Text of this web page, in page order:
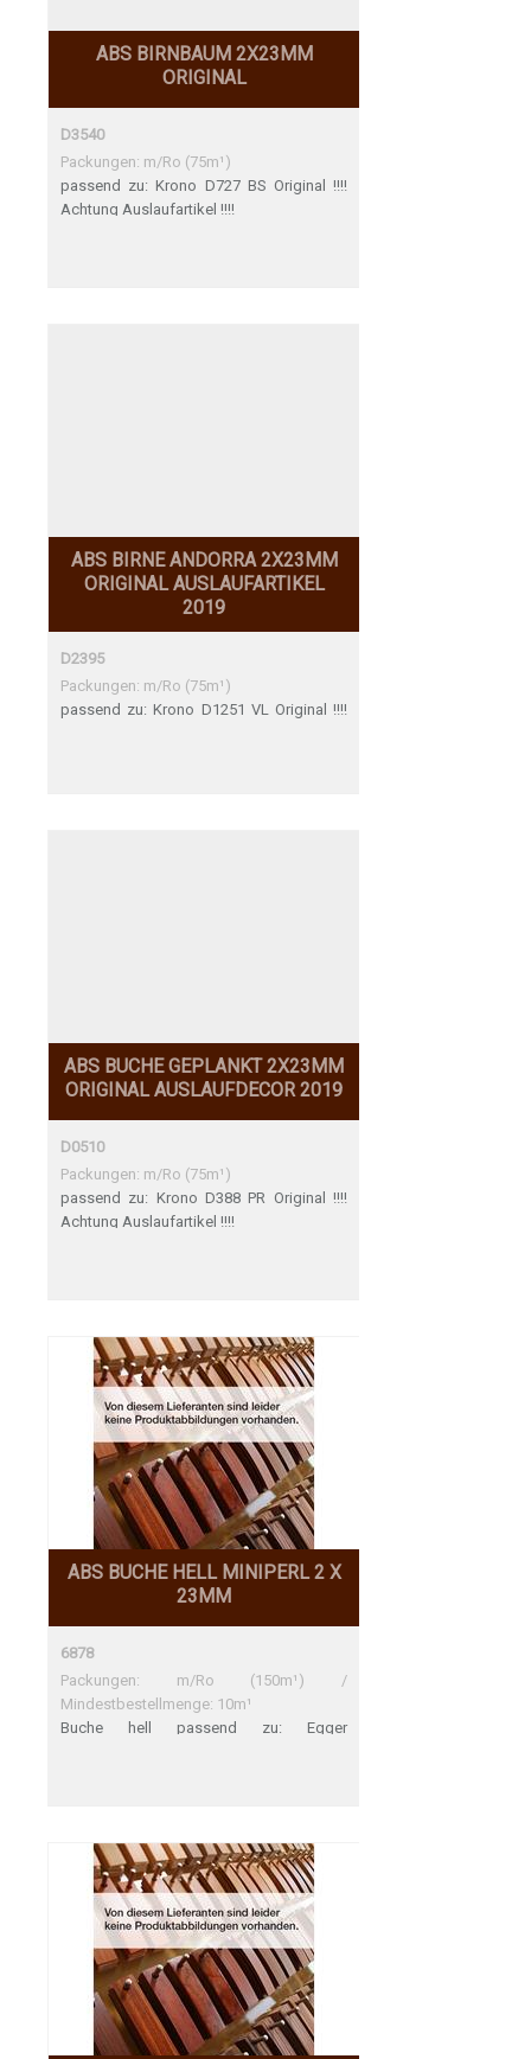
ABS BIRNBAUM 2X23MM
ORIGINAL
D3540
Packungen: m/Ro (75m¹)
passend zu: Krono D727 BS Original !!!!
Achtung Auslaufartikel !!!!
ABS BIRNE ANDORRA 2X23MM
ORIGINAL AUSLAUFARTIKEL
2019
D2395
Packungen: m/Ro (75m¹)
passend zu: Krono D1251 VL Original !!!!
ABS BUCHE GEPLANKT 2X23MM
ORIGINAL AUSLAUFDECOR 2019
D0510
Packungen: m/Ro (75m¹)
passend zu: Krono D388 PR Original !!!!
Achtung Auslaufartikel !!!!
ABS BUCHE HELL MINIPERL 2 X
23MM
6878
Packungen: m/Ro (150m¹) /
Mindestbestellmenge: 10m¹
Buche hell passend zu: Egger
R5181,R5301,R5325,R5544,R5551,R5571,R5588
/ Thermopal F37/022,F37/036 / Krono
1783